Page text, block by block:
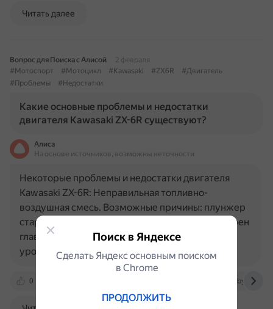
Читать далее
Вопрос для Поиска с Алисой
2 февраля
#Мотоспорт
#Мотоцикл #Kawasaki #ZX6R
#Двигатель
#Проблемы
#Недостатки
Какие основные проблемы и недостатки
двигателя Kawasaki ZX-6R существуют?
Алиса
На основе источников, возможны неточности
0 hrustik.by
Некоторые проблемы и недостатки двигателя
Kawasaki ZX-6R: Неправильная топливно-
воздушная смесь. Возможные причины: плунжер
стартера застрял в открытом положении, засорен
главный жиклёр или воздушная форсунка,
уровень топлива в поплавковой камере…
Поиск в Яндексе
Сделать Яндекс основным поиском
в Сhrome
ПРОДОЛЖИТЬ